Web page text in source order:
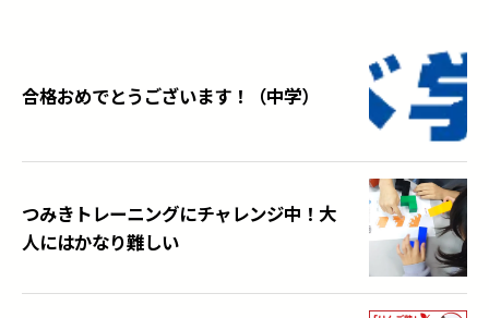
合格おめでとうございます！（中学）
つみきトレーニングにチャレンジ中！大
人にはかなり難しい